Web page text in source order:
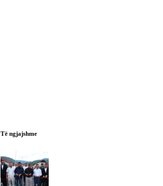
Të ngjajshme